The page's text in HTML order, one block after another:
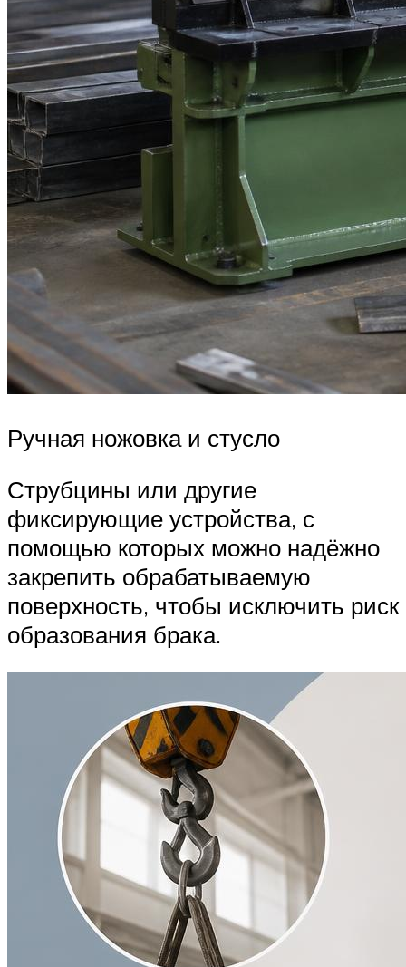
Ручная ножовка и стусло
Струбцины или другие
фиксирующие устройства, с
помощью которых можно надёжно
закрепить обрабатываемую
поверхность, чтобы исключить риск
образования брака.